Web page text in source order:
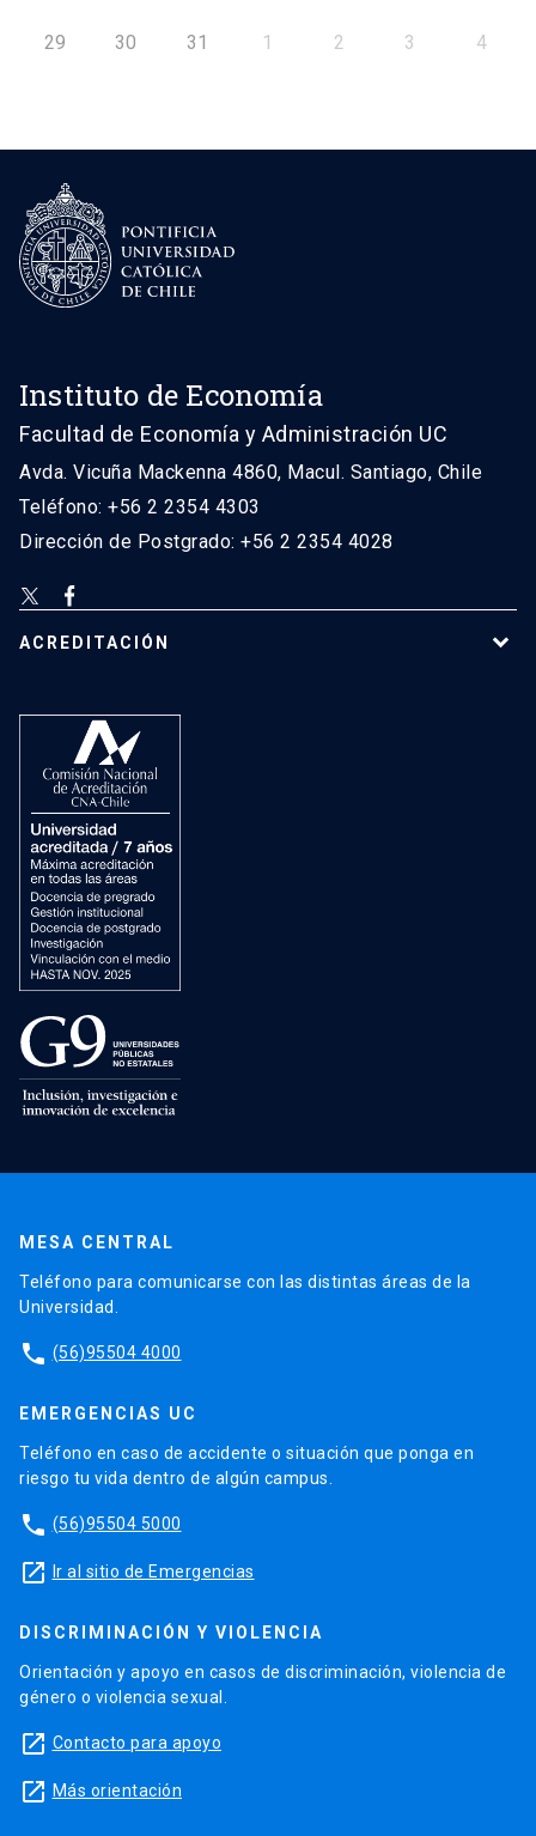
29 30 31 1 2 3 4
Instituto de Economía
Facultad de Economía y Administración UC
Avda. Vicuña Mackenna 4860, Macul. Santiago, Chile
Teléfono: +56 2 2354 4303
Dirección de Postgrado: +56 2 2354 4028
ACREDITACIÓN
MESA CENTRAL
Teléfono para comunicarse con las distintas áreas de la
Universidad.
phone (56)95504 4000
EMERGENCIAS UC
Teléfono en caso de accidente o situación que ponga en
riesgo tu vida dentro de algún campus.
phone (56)95504 5000
launch Ir al sitio de Emergencias
DISCRIMINACIÓN Y VIOLENCIA
Orientación y apoyo en casos de discriminación, violencia de
género o violencia sexual.
launch Contacto para apoyo
launch Más orientación